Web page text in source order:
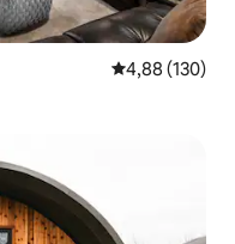
Prosječna
4,88 (130)